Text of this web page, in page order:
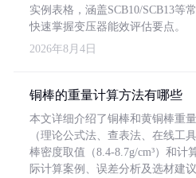
实例表格，涵盖SCB10/SCB13等
快速掌握变压器能效评估要点。
2026年8月4日
铜棒的重量计算方法有哪些
本文详细介绍了铜棒和黄铜棒重
（理论公式法、查表法、在线工
棒密度取值（8.4-8.7g/cm³）和计
际计算案例、误差分析及选材建